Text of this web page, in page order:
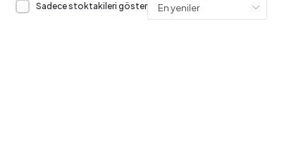
Sadece stoktakileri göster